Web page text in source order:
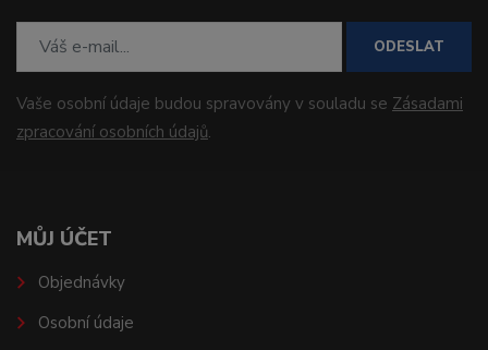
ODESLAT
Vaše osobní údaje budou spravovány v souladu se Zásadami
zpracování osobních údajů.
MŮJ ÚČET
Objednávky
Osobní údaje